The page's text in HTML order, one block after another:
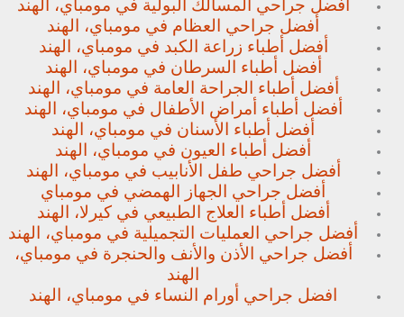
أفضل جراحي المسالك البولية في مومباي، الهند
أفضل جراحي العظام في مومباي، الهند
أفضل أطباء زراعة الكبد في مومباي، الهند
أفضل أطباء السرطان في مومباي، الهند
أفضل أطباء الجراحة العامة في مومباي، الهند
أفضل أطباء أمراض الأطفال في مومباي، الهند
أفضل أطباء الأسنان في مومباي، الهند
أفضل أطباء العيون في مومباي، الهند
أفضل جراحي طفل الأنابيب في مومباي، الهند
أفضل جراحي الجهاز الهمضي في مومباي
أفضل أطباء العلاج الطبيعي في كيرلا، الهند
أفضل جراحي العمليات التجميلية في مومباي، الهند
أفضل جراحي الأذن والأنف والحنجرة في مومباي،
الهند
افضل جراحي أورام النساء في مومباي، الهند